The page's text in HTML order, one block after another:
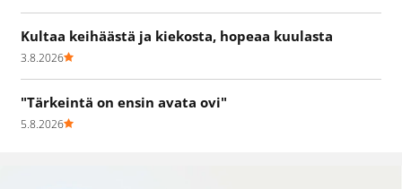
Kultaa keihäästä ja kiekosta, hopeaa kuulasta
3.8.2026
"Tärkeintä on ensin avata ovi"
5.8.2026